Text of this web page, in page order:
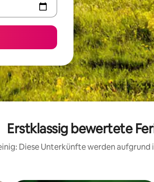
Erstklassig bewertete
Diese Unterkünfte werden